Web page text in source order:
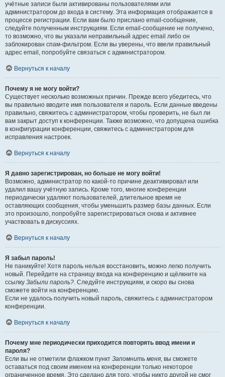
учётные записи были активированы пользователями или
администратором до входа в систему. Эта информация отображается в
процессе регистрации. Если вам было прислано email-сообщение,
следуйте полученным инструкциям. Если email-сообщение не получено,
то возможно, что вы указали неправильный адрес email либо он
заблокирован спам-фильтром. Если вы уверены, что ввели правильный
адрес email, попробуйте связаться с администратором.
Вернуться к началу
Почему я не могу войти?
Существует несколько возможных причин. Прежде всего убедитесь, что
вы правильно вводите имя пользователя и пароль. Если данные введены
правильно, свяжитесь с администратором, чтобы проверить, не был ли
вам закрыт доступ к конференции. Также возможно, что допущена ошибка
в конфигурации конференции, свяжитесь с администратором для
исправления настроек.
Вернуться к началу
Я давно зарегистрирован, но больше не могу войти!
Возможно, администратор по какой-то причине деактивировал или
удалил вашу учётную запись. Кроме того, многие конференции
периодически удаляют пользователей, длительное время не
оставляющих сообщения, чтобы уменьшить размер базы данных. Если
это произошло, попробуйте зарегистрироваться снова и активнее
участвовать в дискуссиях.
Вернуться к началу
Я забыл пароль!
Не паникуйте! Хотя пароль нельзя восстановить, можно легко получить
новый. Перейдите на страницу входа на конференцию и щёлкните на
ссылку Забыли пароль?. Следуйте инструкциям, и скоро вы снова
сможете войти на конференцию.
Если не удалось получить новый пароль, свяжитесь с администратором
конференции.
Вернуться к началу
Почему мне периодически приходится повторять ввод имени и
пароля?
Если вы не отметили флажком пункт Запомнить меня, вы сможете
оставаться под своим именем на конференции только некоторое
ограниченное время. Это сделано для того, чтобы никто другой не смог